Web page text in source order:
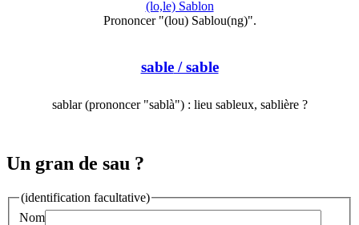
(lo,le) Sablon
Prononcer "(lou) Sablou(ng)".
sable/ sable
sablar (prononcer "sablà") : lieu sableux, sablière ?
Un gran de sau ?
(identification facultative)
Nom